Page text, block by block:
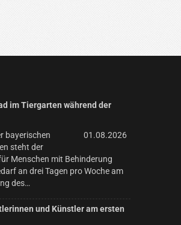
im Tiergarten während der
01.08.2026
bayerischen
steht der
Menschen mit Behinderung
an drei Tagen pro Woche am
des…
und Künstler am ersten